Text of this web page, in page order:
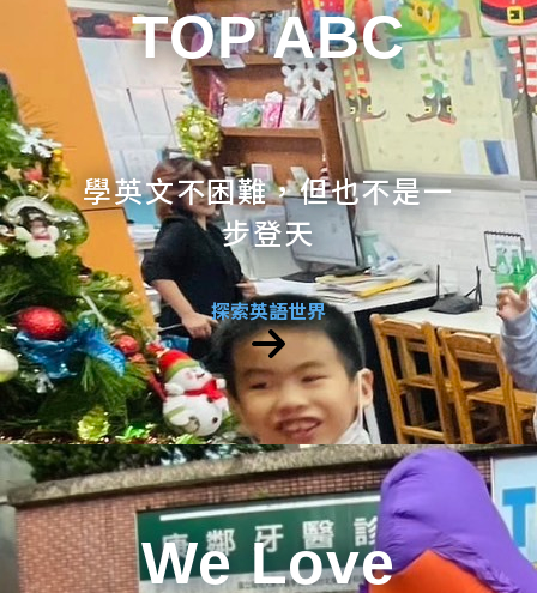
TOP ABC
學英文不困難，但也不是一
步登天
探索英語世界
We Love